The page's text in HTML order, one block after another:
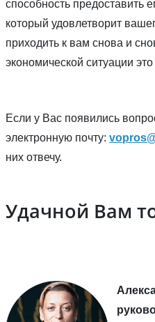
способность предоставить
который удовлетворит
приходить к вам снова и
экономической ситуации
Если у Вас появились
электронную почту:
них отвечу.
Удачной Вам